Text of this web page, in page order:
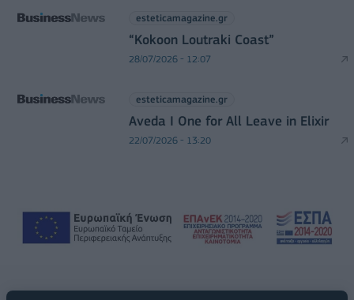
esteticamagazine.gr
“Kokoon Loutraki Coast”
28/07/2026 - 12:07
esteticamagazine.gr
Aveda I One for All Leave in Elixir
22/07/2026 - 13:20